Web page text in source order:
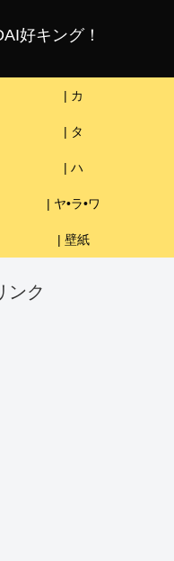
好キング！
| カ
| タ
| ハ
| ヤ•ラ•ワ
| 壁紙
ンク